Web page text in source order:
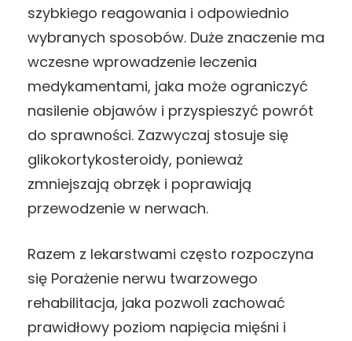
szybkiego reagowania i odpowiednio
wybranych sposobów. Duże znaczenie ma
wczesne wprowadzenie leczenia
medykamentami, jaka może ograniczyć
nasilenie objawów i przyspieszyć powrót
do sprawności. Zazwyczaj stosuje się
glikokortykosteroidy, ponieważ
zmniejszają obrzęk i poprawiają
przewodzenie w nerwach.
Razem z lekarstwami często rozpoczyna
się Porażenie nerwu twarzowego
rehabilitacja, jaka pozwoli zachować
prawidłowy poziom napięcia mięśni i